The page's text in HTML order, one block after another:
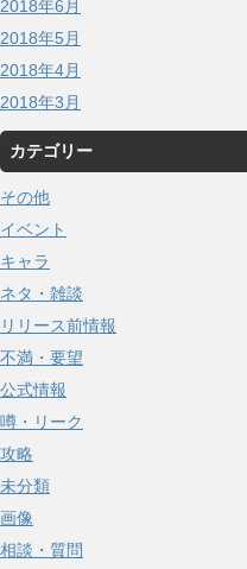
2018年6月
2018年5月
2018年4月
2018年3月
カテゴリー
その他
イベント
キャラ
ネタ・雑談
リリース前情報
不満・要望
公式情報
噂・リーク
攻略
未分類
画像
相談・質問